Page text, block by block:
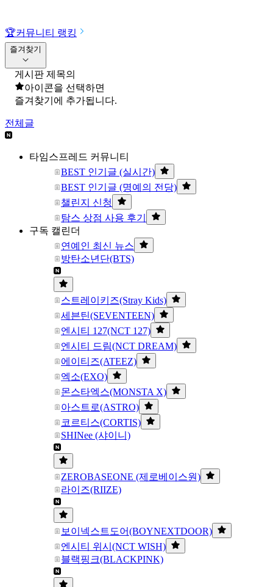
🏆커뮤니티 랭킹
즐겨찾기
게시판 제목의
아이콘을 선택하면
즐겨찾기에 추가됩니다.
전체글
타임스프레드 커뮤니티
BEST 인기글 (실시간)
BEST 인기글 (명예의 전당)
챌린지 신청
탐스 상점 사용 후기
구독 캘린더
연예인 최신 뉴스
방탄소년단(BTS)
스트레이키즈(Stray Kids)
세븐틴(SEVENTEEN)
엔시티 127(NCT 127)
엔시티 드림(NCT DREAM)
에이티즈(ATEEZ)
엑소(EXO)
몬스타엑스(MONSTA X)
아스트로(ASTRO)
코르티스(CORTIS)
SHINee (샤이니)
ZEROBASEONE (제로베이스원)
라이즈(RIIZE)
보이넥스트도어(BOYNEXTDOOR)
엔시티 위시(NCT WISH)
블랙핑크(BLACKPINK)